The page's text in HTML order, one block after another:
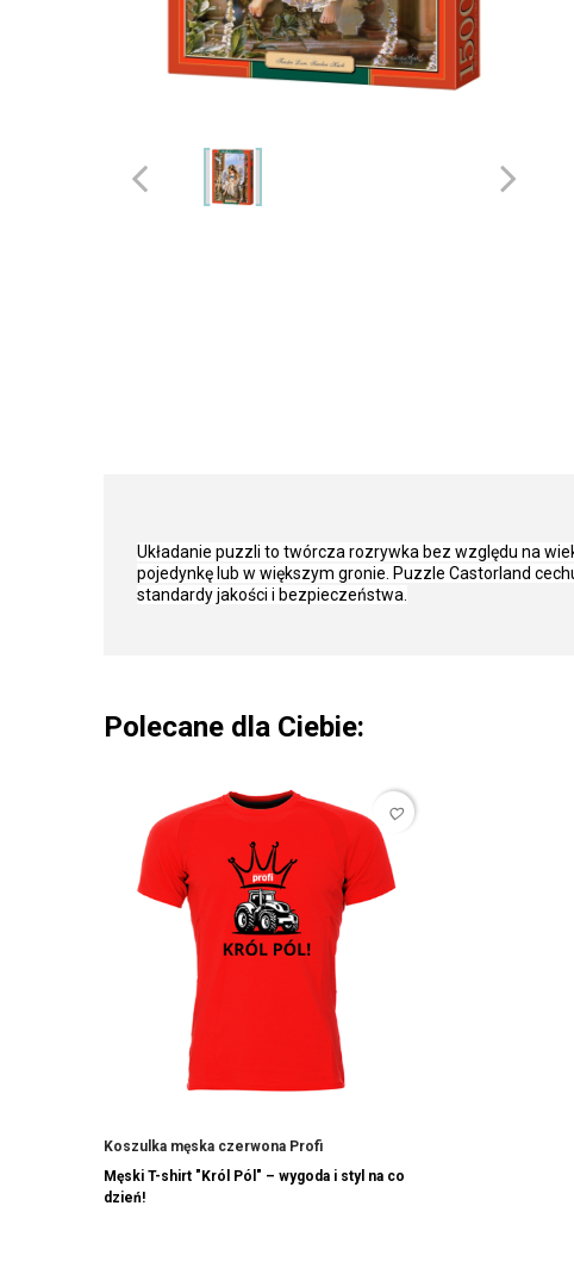
Układanie puzzli to twórcza rozrywka bez względu na
pojedynkę lub w większym gronie. Puzzle Castorland
standardy jakości i bezpieczeństwa.
Polecane dla Ciebie:
favorite_border
Koszulka męska czerwona Profi
Męski T-shirt "Król Pól" – wygoda i styl na co
dzień!